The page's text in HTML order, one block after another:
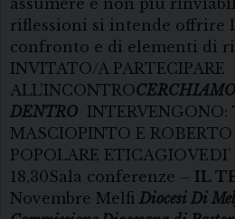
assumere e non più
riflessioni si intende offrire
confronto e di elementi di
INVITATO/A PARTECIPARE
ALL’INCONTRO
DENTRO INTERVENGONO:
MASCIOPINTO E
POPOLARE ETICAGIOVEDI’
18,30Sala conferenze – IL
Novembre Melfi Diocesi Di